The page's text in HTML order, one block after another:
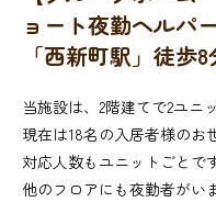
ョート夜勤ヘルパ
「西新町駅」徒歩8
当施設は、2階建てで2ユニ
現在は18名の入居者様のお
対応人数もユニットごとで
他のフロアにも夜勤者がい